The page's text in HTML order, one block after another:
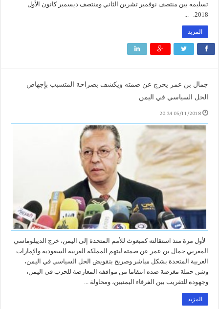
تسليمه بين منتصف نوفمبر تشرين الثاني ومنتصف ديسمبر كانون الأول
2018. ...
المزيد
جمال بن عمر يخرج عن صمته ويكشف بصراحة المتسبب بإجهاض
الحل السياسي في اليمن
05/11/2018 20:24
لأول مرة منذ استقالته كمبعوث للأمم المتحدة إلى اليمن، خرج الديبلوماسي
المغربي جمال بن عمر عن صمته ليتهم المملكة العربية السعودية والإمارات
العربية المتحدة بشكل مباشر وصريح بتقويض الحل السياسي في اليمن،
وشن حملة مغرضة ضده انتقاما من مواقفه المعارضة للحرب في اليمن،
وجهوده للتقريب بين الفرقاء اليمنيين، ومحاولة ...
المزيد